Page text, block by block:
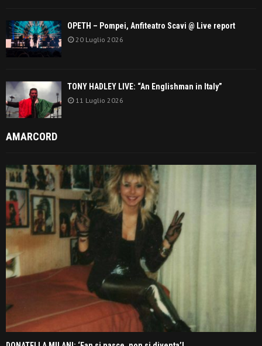
OPETH – Pompei, Anfiteatro Scavi @ Live report
20 Luglio 2026
TONY HADLEY LIVE: “An Englishman in Italy”
11 Luglio 2026
AMARCORD